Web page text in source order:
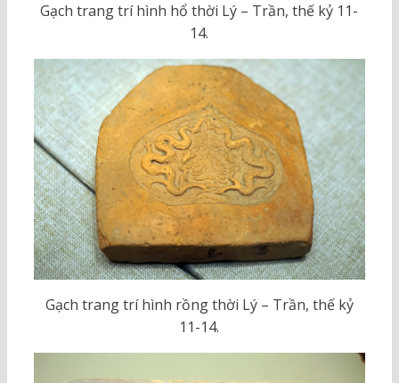
Gạch trang trí hình hổ thời Lý – Trần, thế kỷ 11-
14.
Gạch trang trí hình rồng thời Lý – Trần, thế kỷ
11-14.